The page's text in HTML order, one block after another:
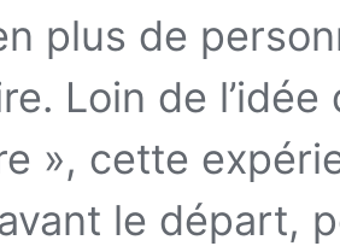
plus de
Loin de
», cette
le départ,